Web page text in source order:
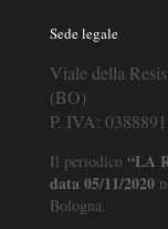
Sede legale
Viale della
(BO)
P. IVA:
Il periodico “LA
data 05/11/2020
Bologna.